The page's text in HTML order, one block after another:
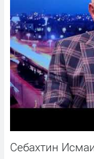
Себахтин